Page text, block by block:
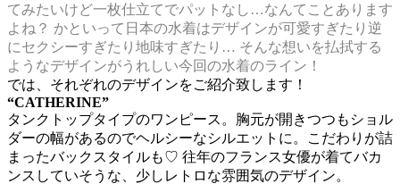
てみたいけど一枚仕立てでパットなし…なんてことあります
よね？ かといって日本の水着はデザインが可愛すぎたり逆
にセクシーすぎたり地味すぎたり… そんな想いを払拭する
ようなデザインがうれしい今回の水着のライン！
では、それぞれのデザインをご紹介致します！
“CATHERINE”
タンクトップタイプのワンピース。胸元が開きつつもショル
ダーの幅があるのでヘルシーなシルエットに。こだわりが詰
まったバックスタイルも♡ 往年のフランス女優が着てバカ
ンスしていそうな、少しレトロな雰囲気のデザイン。